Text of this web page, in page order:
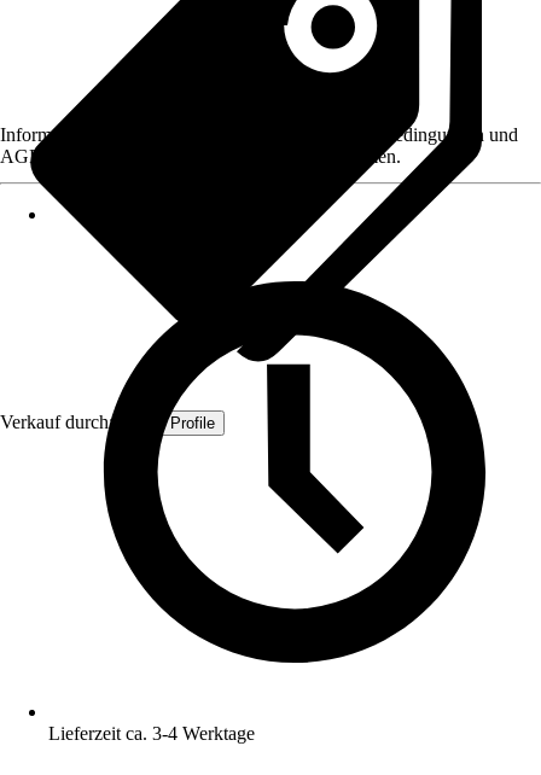
Verkauf durch: Quest Profile
Informationen des Verkäufers, wie z. B. Rückgabebedingungen und
AGB, finden Sie bei Klick auf den Verkäufernamen.
Lieferzeit ca. 3-4 Werktage